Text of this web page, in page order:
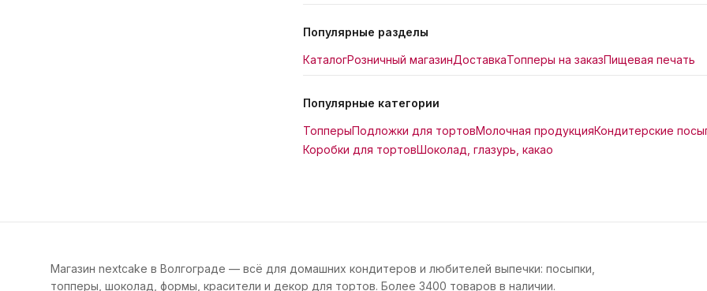
Популярные разделы
КаталогРозничный магазинДоставкаТопперы на заказПищевая печать
Популярные категории
ТопперыПодложки для тортовМолочная продукцияКондитерские
Коробки для тортовШоколад, глазурь, какао
Магазин nextcake в Волгограде — всё для домашних кондитеров и любителей выпечки: посыпки,
топперы, шоколад, формы, красители и декор для тортов. Более 3400 товаров в наличии.